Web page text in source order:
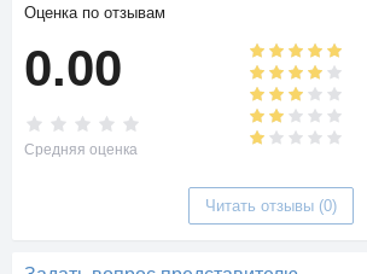
Оценка по отзывам
0.00
Средняя оценка
Читать отзывы (0)